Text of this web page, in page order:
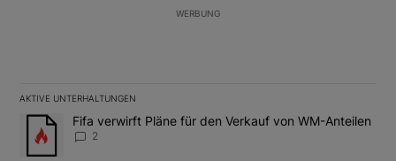
WERBUNG
AKTIVE UNTERHALTUNGEN
Das Folgende ist eine Liste der am meisten kommentierten
Ein Trendartikel mit dem Titel "Fifa verwirft Pläne für den
Fifa verwirft Pläne für den Verkauf von WM-Anteilen
2